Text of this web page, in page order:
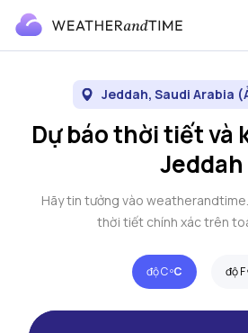
Jeddah, Saudi Arabia
Dự báo thời tiết và
Jeddah
Hãy tin tưởng vào
thời tiết chính xác trên
độ C ºC độ F